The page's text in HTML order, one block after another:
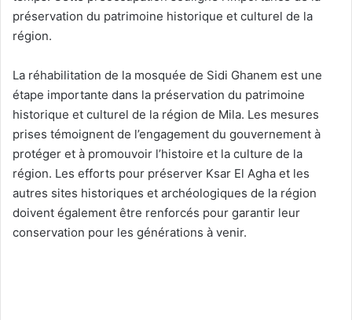
préservation du patrimoine historique et culturel de la
région.
La réhabilitation de la mosquée de Sidi Ghanem est une
étape importante dans la préservation du patrimoine
historique et culturel de la région de Mila. Les mesures
prises témoignent de l’engagement du gouvernement à
protéger et à promouvoir l’histoire et la culture de la
région. Les efforts pour préserver Ksar El Agha et les
autres sites historiques et archéologiques de la région
doivent également être renforcés pour garantir leur
conservation pour les générations à venir.